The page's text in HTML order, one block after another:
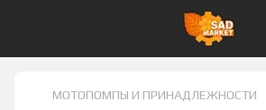
МОТОПОМПЫ И ПРИНАДЛЕЖНОСТИ